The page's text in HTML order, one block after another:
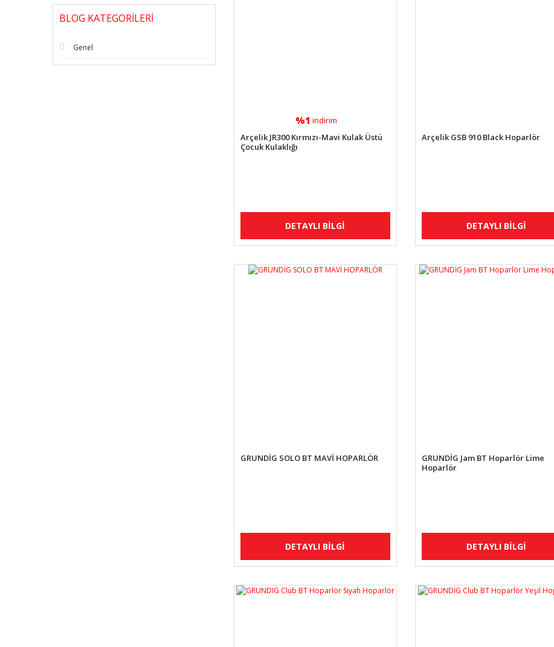
BLOG KATEGORILERI
Genel
%1 indirim
Arçelik JR300 Kırmızı-Mavi Kulak Üstü
Çocuk Kulaklığı
DETAYLI BİLGİ
Arçelik GSB 910 Black Hoparlör
DETAYLI BİLGİ
GRUNDİG SOLO BT MAVİ HOPARLÖR
DETAYLI BİLGİ
GRUNDİG Jam BT Hoparlör Lime
Hoparlör
DETAYLI BİLGİ